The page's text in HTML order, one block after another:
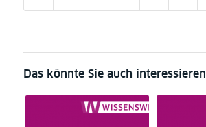
Das könnte Sie auch interessieren